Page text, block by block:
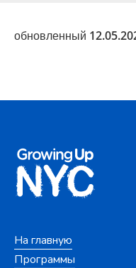
обновленный
На главную
Программы